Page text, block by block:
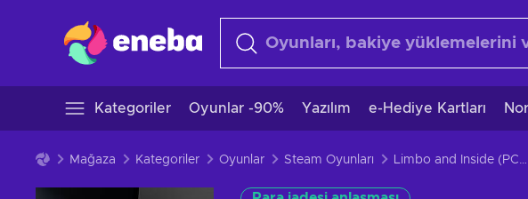
Kategoriler Oyunlar -90% Yazılım e-Hediye Kartları
Mağaza Kategoriler Oyunlar Steam Oyunları Limbo and Inside (PC) Steam Key GLOBAL